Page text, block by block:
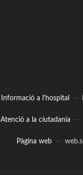
Informació a l'hospital --
Atenció a la ciutadania --
Pàgina web --